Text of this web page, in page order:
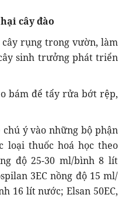
cây đào
cây rụng trong vườn, làm
sinh trưởng phát triển
bám để tẩy rửa bớt rệp,
ý vào những bộ phận
thuốc hoá học theo
độ 25-30 ml/bình 8 lít
3EC nồng độ 15 ml/
16 lít nước; Elsan 50EC,